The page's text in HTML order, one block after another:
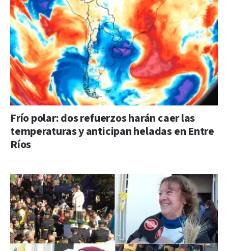
Frío polar: dos refuerzos harán caer las
temperaturas y anticipan heladas en Entre
Ríos